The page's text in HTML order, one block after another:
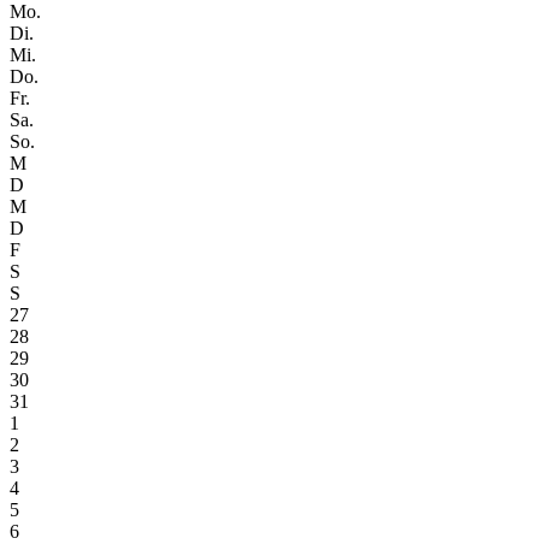
Mo.
Di.
Mi.
Do.
Fr.
Sa.
So.
M
D
M
D
F
S
S
27
28
29
30
31
1
2
3
4
5
6